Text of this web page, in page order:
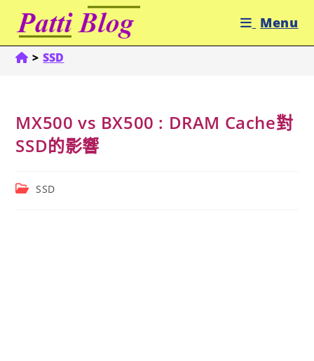
content
Menu
> SSD
MX500 vs BX500 : DRAM Cache對
SSD的影響
PostSSD